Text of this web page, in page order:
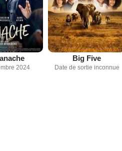
2024
Big Five
Date de sortie inconnue